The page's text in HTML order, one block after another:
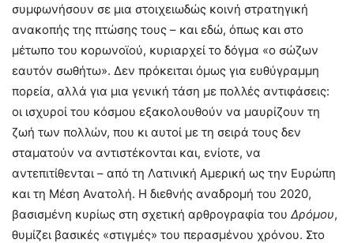
συμφωνήσουν σε μια στοιχειωδώς κοινή στρατηγική
ανακοπής της πτώσης τους – και εδώ, όπως και στο
μέτωπο του κορωνοϊού, κυριαρχεί το δόγμα «ο σώζων
εαυτόν σωθήτω». Δεν πρόκειται όμως για ευθύγραμμη
πορεία, αλλά για μια γενική τάση με πολλές αντιφάσεις:
οι ισχυροί του κόσμου εξακολουθούν να μαυρίζουν τη
ζωή των πολλών, που κι αυτοί με τη σειρά τους δεν
σταματούν να αντιστέκονται και, ενίοτε, να
αντεπιτίθενται – από τη Λατινική Αμερική ως την Ευρώπη
και τη Μέση Ανατολή. Η διεθνής αναδρομή του 2020,
βασισμένη κυρίως στη σχετική αρθρογραφία του Δρόμου,
θυμίζει βασικές «στιγμές» του περασμένου χρόνου. Στο